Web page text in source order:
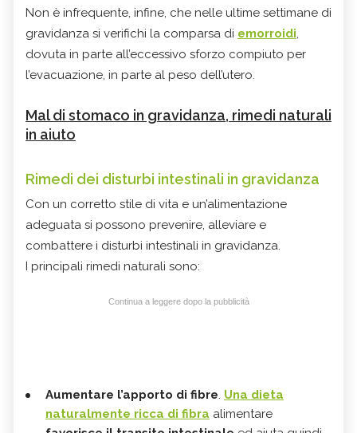
Non è infrequente, infine, che nelle ultime settimane di
gravidanza si verifichi la comparsa di emorroidi,
dovuta in parte all’eccessivo sforzo compiuto per
l’evacuazione, in parte al peso dell’utero.
Mal di stomaco in gravidanza, rimedi naturali
in aiuto
Rimedi dei disturbi intestinali in gravidanza
Con un corretto stile di vita e un’alimentazione
adeguata si possono prevenire, alleviare e
combattere i disturbi intestinali in gravidanza.
I principali rimedi naturali sono:
Continua a leggere dopo la pubblicità
Aumentare l’apporto di fibre. Una dieta
naturalmente ricca di fibra alimentare